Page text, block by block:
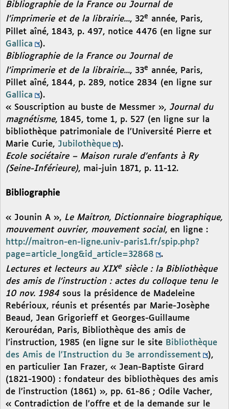
Bibliographie de la France ou Journal de
l’imprimerie et de la librairie..., 32e année, Paris,
Pillet aîné, 1843, p. 497, notice 4476 (en ligne sur
Gallica
).
Bibliographie de la France ou Journal de
l’imprimerie et de la librairie..., 33e année, Paris,
Pillet aîné, 1844, p. 289, notice 2834 (en ligne sur
Gallica
).
« Souscription au buste de Messmer », Journal du
magnétisme, 1845, tome 1, p. 527 (en ligne sur la
bibliothèque patrimoniale de l’Université Pierre et
Marie Curie, Jubilothèque
).
Ecole sociétaire – Maison rurale d’enfants à Ry
(Seine-Inférieure), mai-juin 1871, p. 11-12.
Bibliographie
« Jounin A », Le Maitron, Dictionnaire biographique,
mouvement ouvrier, mouvement social, en ligne :
http://maitron-en-ligne.univ-paris1.fr/spip.php?
page=article_long&id_article=32868
.
Lectures et lecteurs au XIXe siècle : la Bibliothèque
des amis de l’instruction : actes du colloque tenu le
10 nov. 1984 sous la présidence de Madeleine
Rebérioux, réunis et présentés par Marie-Josèphe
Beaud, Jean Grigorieff et Georges-Guillaume
Kerourédan, Paris, Bibliothèque des amis de
l’instruction, 1985 (en ligne sur le site Bibliothèque
des Amis de l’Instruction du 3e arrondissement
),
en particulier Ian Frazer, « Jean-Baptiste Girard
(1821-1900) : fondateur des bibliothèques des amis
de l’instruction (1861) », pp. 61-86 ; Odile Vacher,
« Contradiction de l’offre et de la demande sur le